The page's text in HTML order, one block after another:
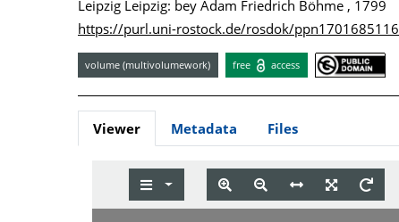
Leipzig Leipzig: bey Adam Friedrich Böhme , 1799
https://purl.uni-rostock.de/rosdok/ppn1701685116
volume (multivolumework) free access
Viewer Metadata Files